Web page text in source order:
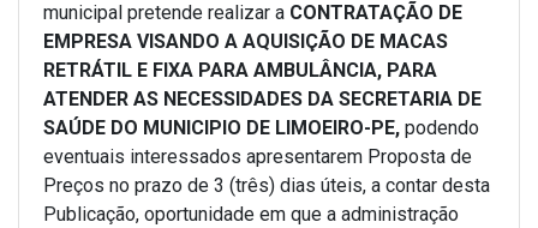
municipal pretende realizar a CONTRATAÇÃO DE
EMPRESA VISANDO A AQUISIÇÃO DE MACAS
RETRÁTIL E FIXA PARA AMBULÂNCIA, PARA
ATENDER AS NECESSIDADES DA SECRETARIA DE
SAÚDE DO MUNICIPIO DE LIMOEIRO-PE, podendo
eventuais interessados apresentarem Proposta de
Preços no prazo de 3 (três) dias úteis, a contar desta
Publicação, oportunidade em que a administração